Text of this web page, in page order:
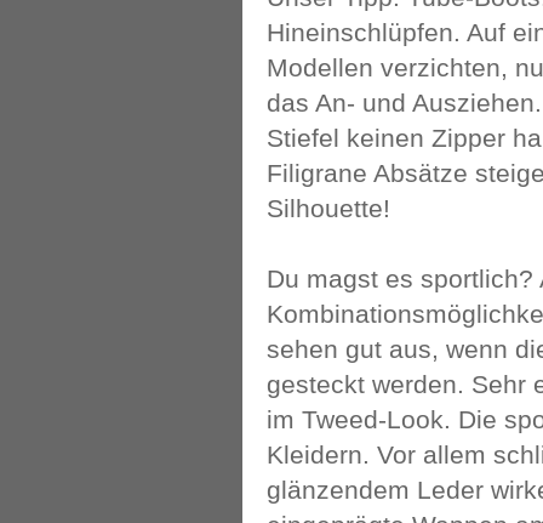
Hineinschlüpfen. Auf
Modellen verzichten,
das An- und
Stiefel keinen Zipper
Filigrane Absätze
Silhouette!
Du magst es
sehen gut aus, wenn
gesteckt werden. Sehr
im Tweed-Look. Die
Kleidern. Vor allem
glänzendem Leder